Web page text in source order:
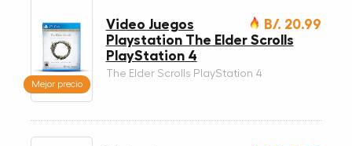
Mejor precio
B/. 20.99
Video Juegos
Playstation The Elder Scrolls
PlayStation 4
The Elder Scrolls PlayStation 4